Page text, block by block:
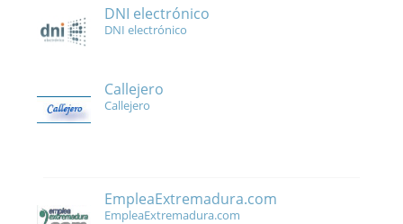
DNI electrónico
DNI electrónico
Callejero
Callejero
EmpleaExtremadura.com
EmpleaExtremadura.com